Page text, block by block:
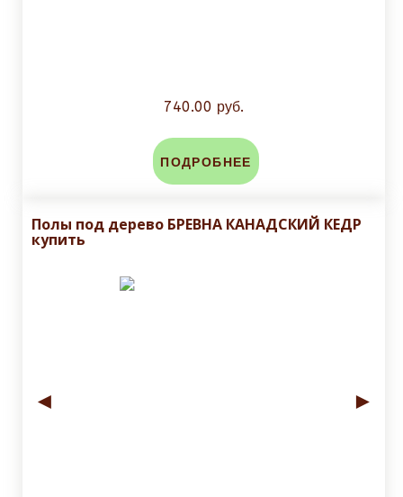
740.00 руб.
ПОДРОБНЕЕ
Полы под дерево БРЕВНА КАНАДСКИЙ КЕДР
купить
◄ ►